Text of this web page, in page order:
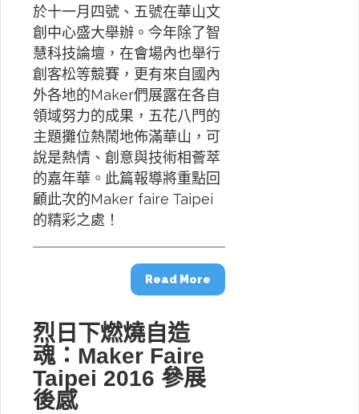
於十一月四號、五號在華山文
創中心盛大舉辦。今年除了智
慧科技論壇，在會場內也舉行
創客松等競賽，更有來自國內
外各地的Maker們展露在各自
領域努力的成果，五花八門的
主題攤位熱鬧地佈滿華山，可
說是熱情、創意與技術相薈萃
的嘉年華。此篇報導將重點回
顧此次的Maker faire Taipei
的精彩之處！
Read More
烈日下燃燒自造
魂：Maker Faire
Taipei 2016 參展
後感